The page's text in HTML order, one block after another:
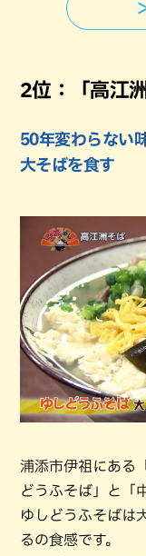
2位：「高江
50年変わらない
大そばを食す
浦添市伊祖にある
どうふそば」と「
ゆしどうふそばは
るの食感です。